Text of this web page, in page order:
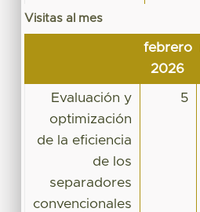
Visitas al mes
febrero
2026
Evaluación y
optimización
de la eficiencia
de los
separadores
convencionales
5